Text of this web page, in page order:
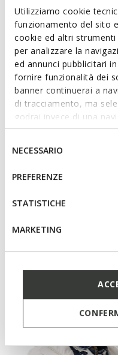
Utilizziamo cookie
funzionamento del sito
cookie ed altri
per analizzare la
ed annunci pubblicitari
fornire funzionalità dei
banner continuerai a
di tracciamento, ma
godrai invece di una
base dei tuoi gusti ed
IMPOSTAZIONI potrai
altri strumenti di
informazioni o per
tue impostazioni, visita
del
consenso
NECESSARIO
PREFERENZE
STATISTICHE
MARKETING
featuring a zip and
bright red version, it is
recycled polyester
modern style and
ITEM CODE:
Features
Two-way zip
Style